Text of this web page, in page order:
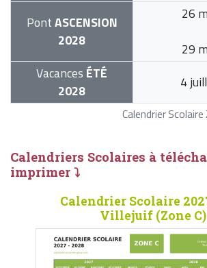
Calendrier
PontASCENSION
2028
26
29
Vacances ÉTÉ
2028
4
Calendriers Scolaires à
imprimer ⤵
Calendrier Scolaire
Villejuif (Zone C)